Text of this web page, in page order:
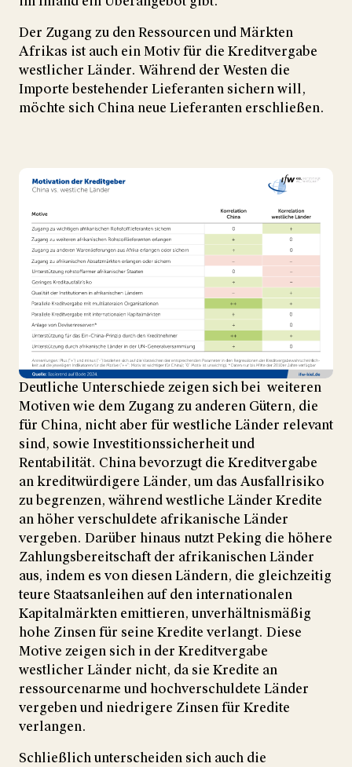
Der Zugang zu den Ressourcen und Märkten
Afrikas ist auch ein Motiv für die Kreditvergabe
westlicher Länder. Während der Westen die
Importe bestehender Lieferanten sichern will,
möchte sich China neue Lieferanten erschließen.
Deutliche Unterschiede zeigen sich bei weiteren
Motiven wie dem Zugang zu anderen Gütern, die
für China, nicht aber für westliche Länder relevant
sind, sowie Investitionssicherheit und
Rentabilität. China bevorzugt die Kreditvergabe
an kreditwürdigere Länder, um das Ausfallrisiko
zu begrenzen, während westliche Länder Kredite
an höher verschuldete afrikanische Länder
vergeben. Darüber hinaus nutzt Peking die höhere
Zahlungsbereitschaft der afrikanischen Länder
aus, indem es von diesen Ländern, die gleichzeitig
teure Staatsanleihen auf den internationalen
Kapitalmärkten emittieren, unverhältnismäßig
hohe Zinsen für seine Kredite verlangt. Diese
Motive zeigen sich in der Kreditvergabe
westlicher Länder nicht, da sie Kredite an
ressourcenarme und hochverschuldete Länder
vergeben und niedrigere Zinsen für Kredite
verlangen.
Schließlich unterscheiden sich auch die